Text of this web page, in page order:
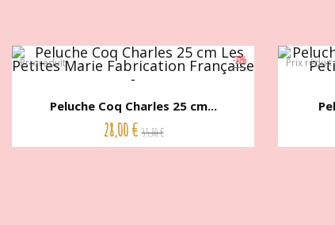
-20%
Prix réduit
Peluche Coq Charles 25 cm...
28,00 € 35,00 €
Prix réduit